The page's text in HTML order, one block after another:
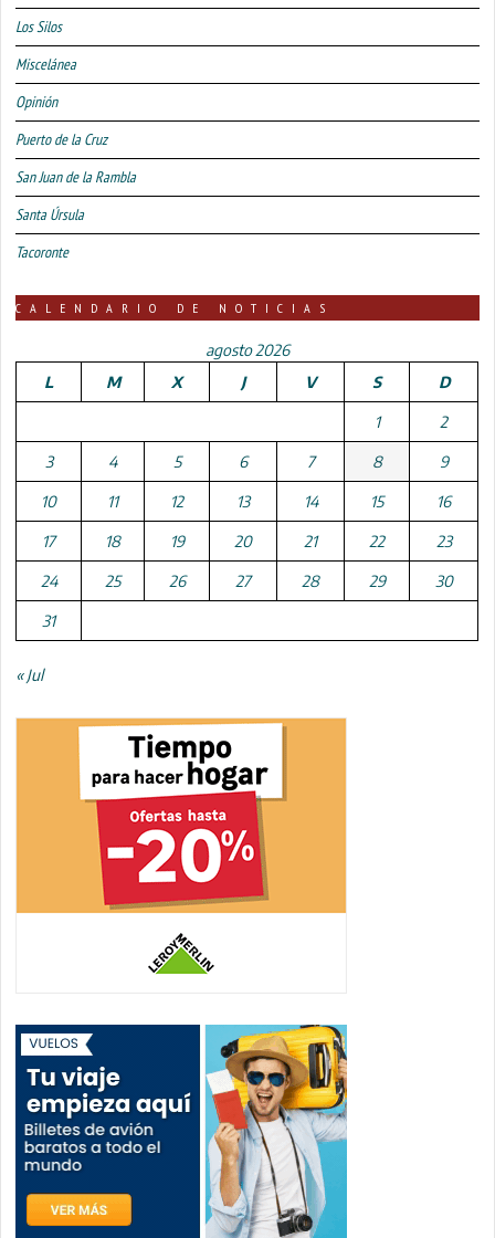
Los Silos
Miscelánea
Opinión
Puerto de la Cruz
San Juan de la Rambla
Santa Úrsula
Tacoronte
CALENDARIO DE NOTICIAS
agosto 2026
L
M X J V S D
1 2
3 4 5 6 7 8 9
10 11 12 13 14 15 16
17 18 19 20 21 22 23
24 25 26 27 28 29 30
31
« Jul